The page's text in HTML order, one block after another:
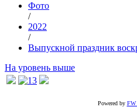
Фото
/
2022
/
Выпускной праздник
На уровень выше
Powered by